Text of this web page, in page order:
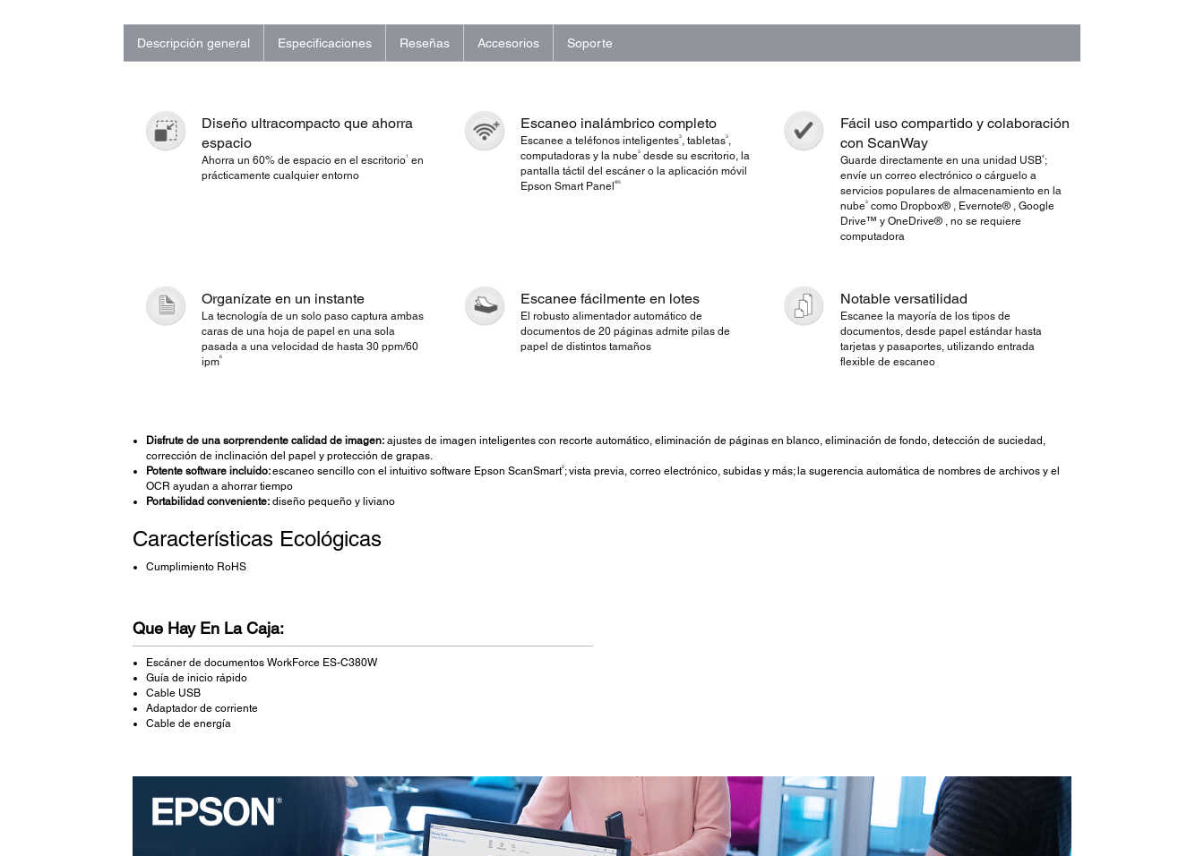
Descripción general Especificaciones Reseñas Accesorios Soporte
Diseño ultracompacto que ahorra
espacio
Ahorra un 60% de espacio en el escritorio1
en
prácticamente cualquier entorno
Escaneo inalámbrico completo
Escanee a teléfonos inteligentes3 , tabletas3 ,
computadoras y la nube3 desde su escritorio, la
pantalla táctil del escáner o la aplicación móvil
Epson Smart Panel®5
Fácil uso compartido y colaboración
con ScanWay
Guarde directamente en una unidad USB4;
envíe un correo electrónico o cárguelo a
servicios populares de almacenamiento en la
nube3como Dropbox® , Evernote® , Google
Drive™ y OneDrive® , no se requiere
computadora
Organízate en un instante
La tecnología de un solo paso captura ambas
caras de una hoja de papel en una sola
pasada a una velocidad de hasta 30 ppm/60
ipm6
Escanee fácilmente en lotes
El robusto alimentador automático de
documentos de 20 páginas admite pilas de
papel de distintos tamaños
Notable versatilidad
Escanee la mayoría de los tipos de
documentos, desde papel estándar hasta
tarjetas y pasaportes, utilizando entrada
flexible de escaneo
Disfrute de una sorprendente calidad de imagen:ajustes de imagen inteligentes con recorte automático, eliminación de páginas en blanco, eliminación de fondo, detección de suciedad,
corrección de inclinación del papel y protección de grapas.
Potente software incluido:escaneo sencillo con el intuitivo software Epson ScanSmart2; vista previa, correo electrónico, subidas y más; la sugerencia automática de nombres de archivos y el
OCR ayudan a ahorrar tiempo
Portabilidad conveniente:diseño pequeño y liviano
Características Ecológicas
Cumplimiento RoHS
Que Hay En La Caja:
Escáner de documentos WorkForce ES-C380W
Guía de inicio rápido
Cable USB
Adaptador de corriente
Cable de energía